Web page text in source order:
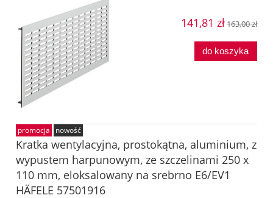
141,81 zł163,00 zł
do koszyka
Kratka wentylacyjna, prostokątna, aluminium, z
wypustem harpunowym, ze szczelinami 250 x
110 mm, eloksalowany na srebrno E6/EV1
HÄFELE 57501916
promocja nowość